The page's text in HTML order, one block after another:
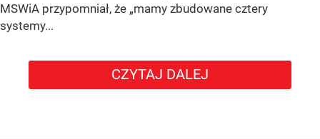
MSWiA przypomniał, że „mamy zbudowane cztery
systemy...
CZYTAJ DALEJ